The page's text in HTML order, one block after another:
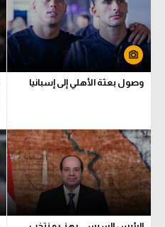
وصول بعثة الأهلي إلى إسبانيا